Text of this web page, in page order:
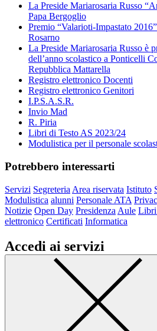
La Preside Mariarosaria Russo
Papa Bergoglio
Premio “Valarioti-Impastato
Rosarno
La Preside Mariarosaria Russo è
dell’anno scolastico a Ponticelli
Repubblica Mattarella
Registro elettronico Docenti
Registro elettronico Genitori
I.P.S.A.S.R.
Invio Mad
R. Piria
Libri di Testo AS 2023/24
Modulistica per il personale
Potrebbero interessarti
Servizi Segreteria Area riservata Istituto
Modulistica alunni Personale ATA
Notizie Open Day Presidenza Aule Libri
elettronico Certificati Informatica
Accedi ai servizi